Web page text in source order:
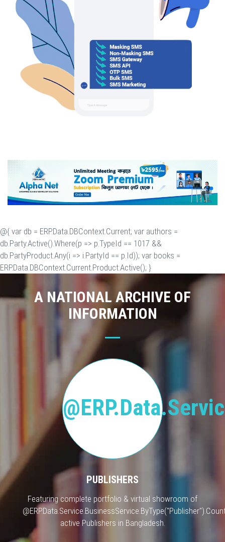
@{ var db = ERP.Data.DBContext.Current; var authors =
db.Party.Active().Where(p => p.TypeId == 1017 &&
db.PartyProduct.Any(i => i.PartyId == p.Id)); var books =
ERP.Data.DBContext.Current.Product.Active(); }
A NATIONAL ARCHIVE OF
INFORMATION
PUBLISHERS
Featuring complete portfolio & virtual showroom of
active Publishers in Bangladesh.